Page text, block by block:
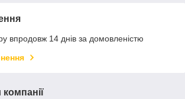
впродовж 14 днів за домовленістю
компанії